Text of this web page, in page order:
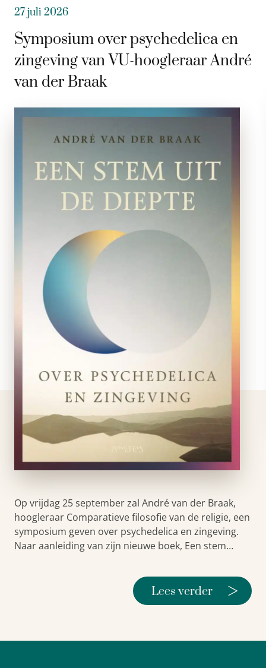
27 juli 2026
Symposium over psychedelica en
zingeving van VU-hoogleraar André
van der Braak
Op vrijdag 25 september zal André van der Braak,
hoogleraar Comparatieve filosofie van de religie, een
symposium geven over psychedelica en zingeving.
Naar aanleiding van zijn nieuwe boek, Een stem…
Lees verder >